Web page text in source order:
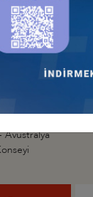
Türkiye - Avrupa
İş Konseyleri
Avustralya